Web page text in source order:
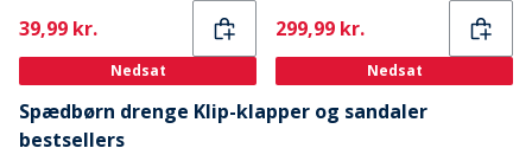
Current
39,99 kr.
Nedsat
Current
299,99 kr.
Nedsat
Spædbørn drenge Klip-klapper og sandaler
bestsellers